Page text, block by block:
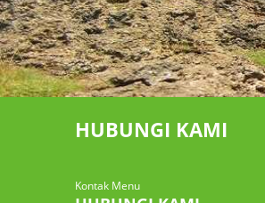
HUBUNGI KAMI
Kontak Menu